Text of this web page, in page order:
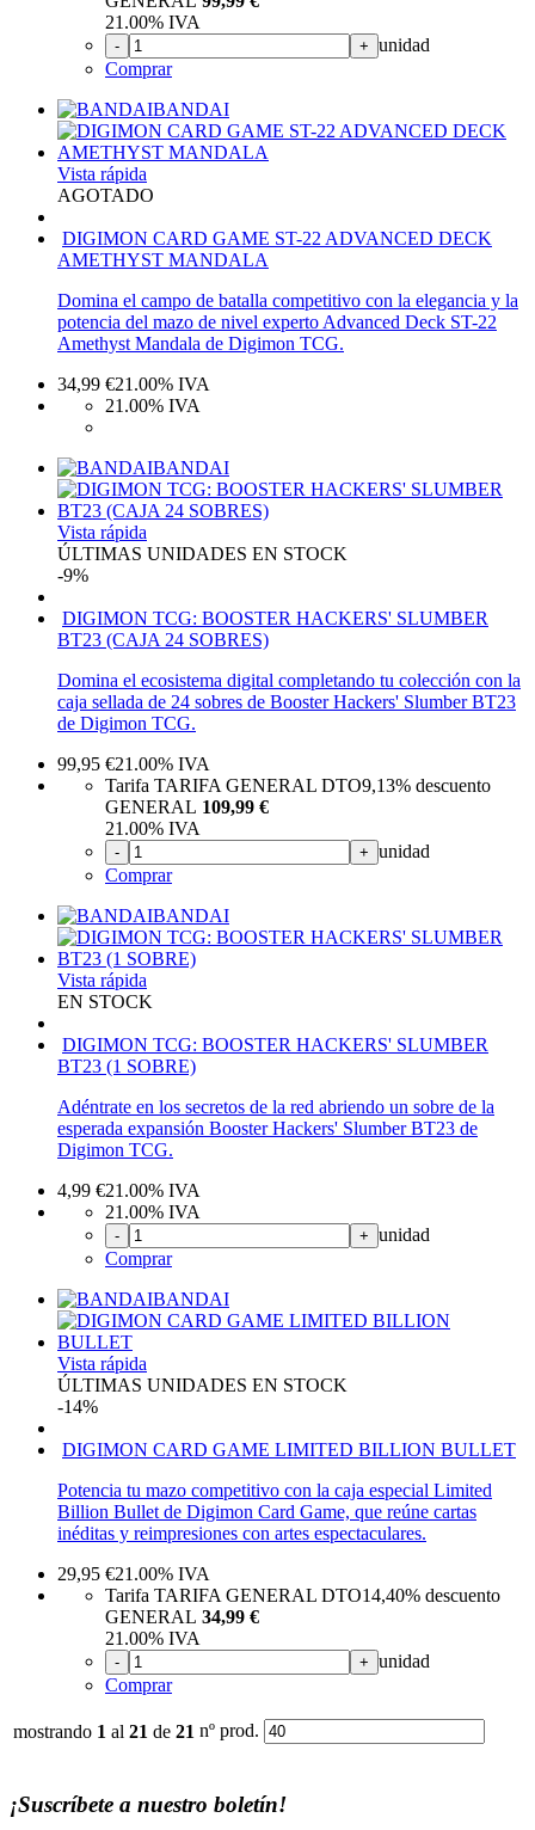
21.00% IVA
- + unidad
Comprar
BANDAI
Vista rápida
AGOTADO
DIGIMON CARD GAME ST-22 ADVANCED DECK
AMETHYST MANDALA
Domina el campo de batalla competitivo con la elegancia y la
potencia del mazo de nivel experto Advanced Deck ST-22
Amethyst Mandala de Digimon TCG.
34,99 €21.00% IVA
21.00% IVA
BANDAI
Vista rápida
ÚLTIMAS UNIDADES EN STOCK
-9%
DIGIMON TCG: BOOSTER HACKERS' SLUMBER
BT23 (CAJA 24 SOBRES)
Domina el ecosistema digital completando tu colección con la
caja sellada de 24 sobres de Booster Hackers' Slumber BT23
de Digimon TCG.
99,95 €21.00% IVA
Tarifa TARIFA GENERAL DTO9,13% descuento
GENERAL 109,99 €
21.00% IVA
- + unidad
Comprar
BANDAI
Vista rápida
EN STOCK
DIGIMON TCG: BOOSTER HACKERS' SLUMBER
BT23 (1 SOBRE)
Adéntrate en los secretos de la red abriendo un sobre de la
esperada expansión Booster Hackers' Slumber BT23 de
Digimon TCG.
4,99 €21.00% IVA
21.00% IVA
- + unidad
Comprar
BANDAI
Vista rápida
ÚLTIMAS UNIDADES EN STOCK
-14%
DIGIMON CARD GAME LIMITED BILLION BULLET
Potencia tu mazo competitivo con la caja especial Limited
Billion Bullet de Digimon Card Game, que reúne cartas
inéditas y reimpresiones con artes espectaculares.
29,95 €21.00% IVA
Tarifa TARIFA GENERAL DTO14,40% descuento
GENERAL 34,99 €
21.00% IVA
- + unidad
Comprar
mostrando 1 al 21 de 21 nº prod.
¡Suscríbete a nuestro boletín!